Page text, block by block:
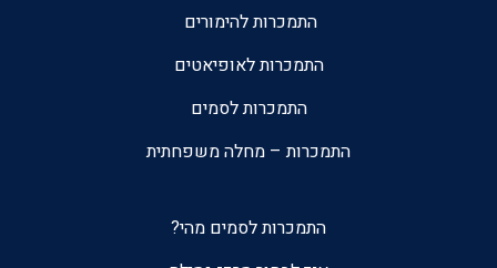
התמכרות להימורים
התמכרות לאופיאטים
התמכרות לסמים
התמכרות – מחלה משפחתית
התמכרות לסמים מהי?